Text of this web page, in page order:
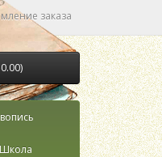
заказа
Школа